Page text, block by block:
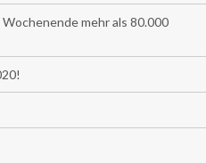
mehr als 80.000